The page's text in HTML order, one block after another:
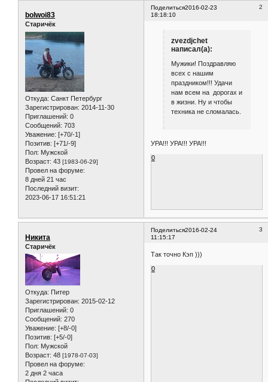
Поделиться 2
2016-02-23
18:18:10
bolwoi83
Старичёк
Откуда: Санкт Петербург
Зарегистрирован: 2014-11-30
Приглашений: 0
Сообщений: 703
Уважение: [+70/-1]
Позитив: [+71/-9]
Пол: Мужской
Возраст: 43 [1983-06-29]
Провел на форуме:
8 дней 21 час
Последний визит:
2023-06-17 16:51:21
zvezdjchet
написал(а):
Мужики! Поздравляю
всех с нашим
праздником!!! Удачи
нам всем на дорогах и
в жизни. Ну и чтобы
техника не сломалась.
УРА!!! УРА!!! УРА!!!
0
Поделиться 3
2016-02-24
11:15:17
Никита
Старичёк
Откуда: Питер
Зарегистрирован: 2015-02-12
Приглашений: 0
Сообщений: 270
Уважение: [+8/-0]
Позитив: [+5/-0]
Пол: Мужской
Возраст: 48 [1978-07-03]
Провел на форуме:
2 дня 2 часа
Так точно Кэп )))
0